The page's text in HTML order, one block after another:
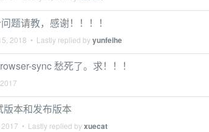
题请教，感谢！！！！
2018 • Lastly replied byyunfeihe
sync 愁死了。求！！！
本和发布版本
• Lastly replied byxuecat